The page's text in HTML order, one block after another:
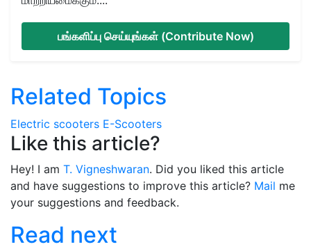
பங்களிப்பு செய்யுங்கள் (Contribute Now)
Related Topics
Electric scooters E-Scooters
Like this article?
Hey! I am T. Vigneshwaran. Did you liked this article
and have suggestions to improve this article? Mail me
your suggestions and feedback.
Read next